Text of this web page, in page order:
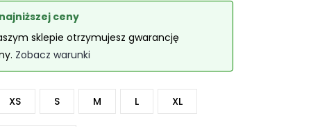
ceny
sklepie otrzymujesz gwarancję
Zobacz warunki
XS S M L XL